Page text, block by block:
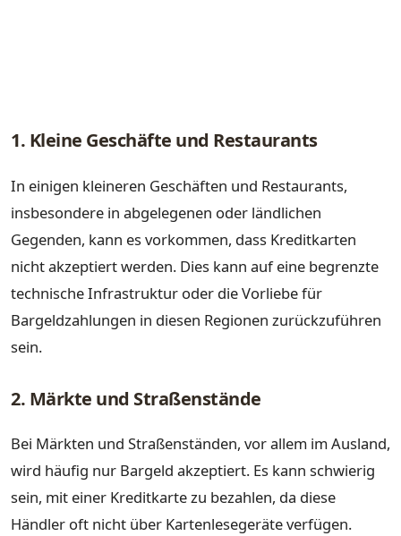
1. Kleine Geschäfte und Restaurants
In einigen kleineren Geschäften und Restaurants,
insbesondere in abgelegenen oder ländlichen
Gegenden, kann es vorkommen, dass Kreditkarten
nicht akzeptiert werden. Dies kann auf eine begrenzte
technische Infrastruktur oder die Vorliebe für
Bargeldzahlungen in diesen Regionen zurückzuführen
sein.
2. Märkte und Straßenstände
Bei Märkten und Straßenständen, vor allem im Ausland,
wird häufig nur Bargeld akzeptiert. Es kann schwierig
sein, mit einer Kreditkarte zu bezahlen, da diese
Händler oft nicht über Kartenlesegeräte verfügen.